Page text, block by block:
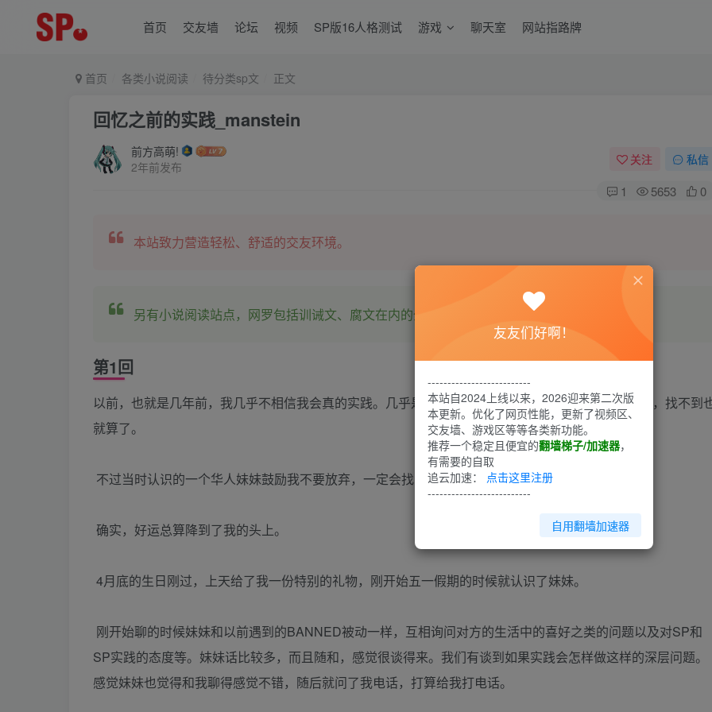
首页 交友墙 论坛 视频 SP版16人格测试 游戏 聊天室 网站指路牌
首页 各类小说阅读 待分类sp文 正文
回忆之前的实践_manstein
前方高萌!
2年前发布
关注 私信
1 5653 0
本站致力营造轻松、舒适的交友环境。
另有小说阅读站点，网罗包括训诫文、腐文在内的全网书源。
第1回
以前，也就是几年前，我几乎不相信我会真的实践。几乎是一种放弃的状态了，觉得找得到就实践吧，找不到
就算了。
不过当时认识的一个华人妹妹鼓励我不要放弃，一定会找到愿意和我实践的被动。
确实，好运总算降到了我的头上。
4月底的生日刚过，上天给了我一份特别的礼物，刚开始五一假期的时候就认识了妹妹。
刚开始聊的时候妹妹和以前遇到的BANNED被动一样，互相询问对方的生活中的喜好之类的问题以及对SP和
SP实践的态度等。妹妹话比较多，而且随和，感觉很谈得来。我们有谈到如果实践会怎样做这样的深层问题。
感觉妹妹也觉得和我聊得感觉不错，随后就问了我电话，打算给我打电话。
友友们好啊！
--------------------------
本站自2024上线以来，2026迎来第二次版
本更新。优化了网页性能，更新了视频区、
交友墙、游戏区等等各类新功能。
推荐一个稳定且便宜的翻墙梯子/加速器，
有需要的自取
追云加速： 点击这里注册
--------------------------
自用翻墙加速器